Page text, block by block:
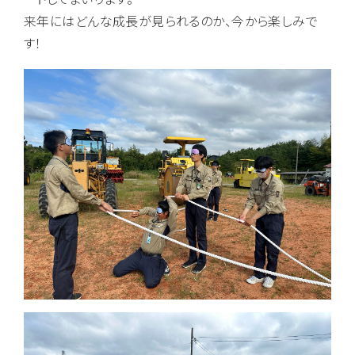
来年にはどんな成長が見られるのか、今から楽しみで
す！